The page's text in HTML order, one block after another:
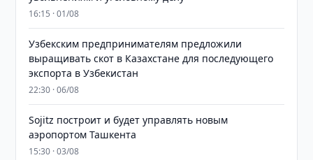
16:15 · 01/08
Узбекским предпринимателям предложили
выращивать скот в Казахстане для последующего
экспорта в Узбекистан
22:30 · 06/08
Sojitz построит и будет управлять новым
аэропортом Ташкента
15:30 · 03/08